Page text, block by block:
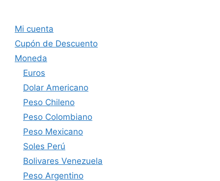
Mi cuenta
Cupón de Descuento
Moneda
Euros
Dolar Americano
Peso Chileno
Peso Colombiano
Peso Mexicano
Soles Perú
Bolivares Venezuela
Peso Argentino